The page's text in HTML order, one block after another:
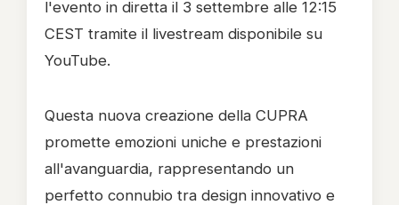
l'evento in diretta il 3 settembre alle 12:15
CEST tramite il livestream disponibile su
YouTube.
Questa nuova creazione della CUPRA
promette emozioni uniche e prestazioni
all'avanguardia, rappresentando un
perfetto connubio tra design innovativo e